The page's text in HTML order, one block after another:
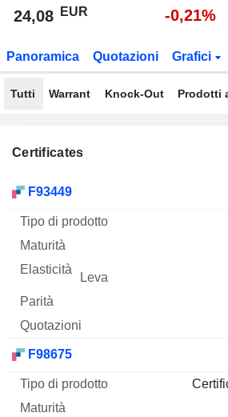
24,08 EUR -0,21%
Panoramica Quotazioni Grafici
Tutti Warrant Knock-Out Prodotti
Certificates
F93449
F98675